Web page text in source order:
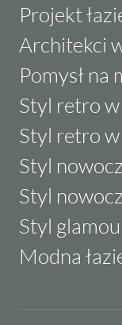
Projekt
Architekci
Pomysł na
Styl retro w
Styl retro
Styl
Styl
Styl
Modna